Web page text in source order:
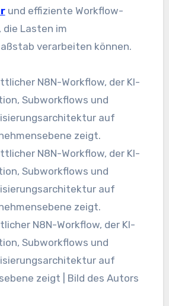
und effiziente Workflow-
die Lasten im
verarbeiten können.
N8N-Workflow, der KI-
Subworkflows und
auf
zeigt | Bild des Autors